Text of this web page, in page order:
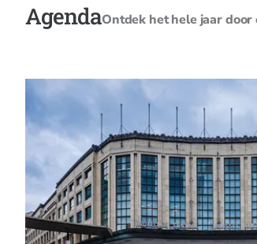
AgendaOntdek het hele jaar